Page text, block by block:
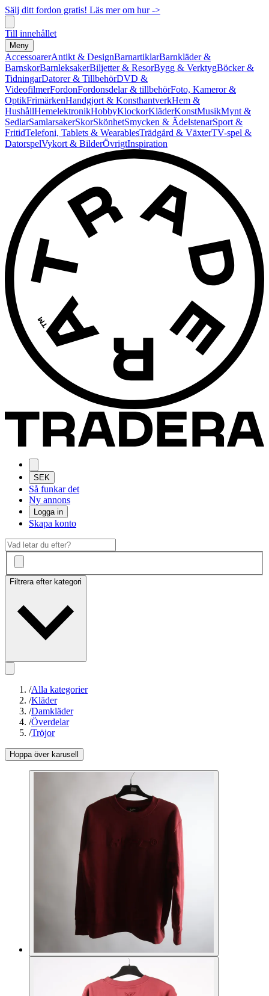
Sälj ditt fordon gratis! Läs mer om hur ->
Till innehållet
Meny
AccessoarerAntikt & DesignBarnartiklarBarnkläder &
BarnskorBarnleksakerBiljetter & ResorBygg & VerktygBöcker &
TidningarDatorer & TillbehörDVD &
VideofilmerFordonFordonsdelar & tillbehörFoto, Kameror &
OptikFrimärkenHandgjort & KonsthantverkHem &
HushållHemelektronikHobbyKlockorKläderKonstMusikMynt &
SedlarSamlarsakerSkorSkönhetSmycken & ÄdelstenarSport &
FritidTelefoni, Tablets & WearablesTrädgård & VäxterTV-spel &
DatorspelVykort & BilderÖvrigtInspiration
SEK
Så funkar det
Ny annons
Logga in
Skapa konto
Filtrera efter kategori
/Alla kategorier
/Kläder
/Damkläder
/Överdelar
/Tröjor
Hoppa över karusell